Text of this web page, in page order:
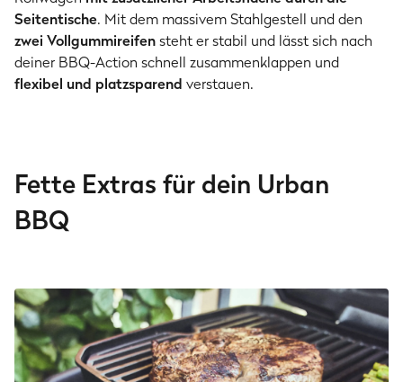
Seitentische. Mit dem massivem Stahlgestell und den
zwei Vollgummireifensteht er stabil und lässt sich nach
deiner BBQ-Action schnell zusammenklappen und
flexibel und platzsparend verstauen.
Fette Extras für dein Urban
BBQ